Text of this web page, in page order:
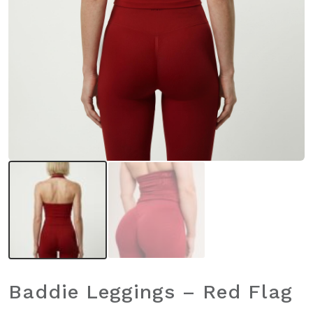
Baddie Leggings – Red Flag